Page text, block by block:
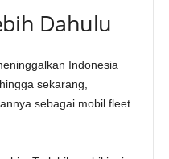
Dahulu
Indonesia
sekarang,
sebagai mobil fleet